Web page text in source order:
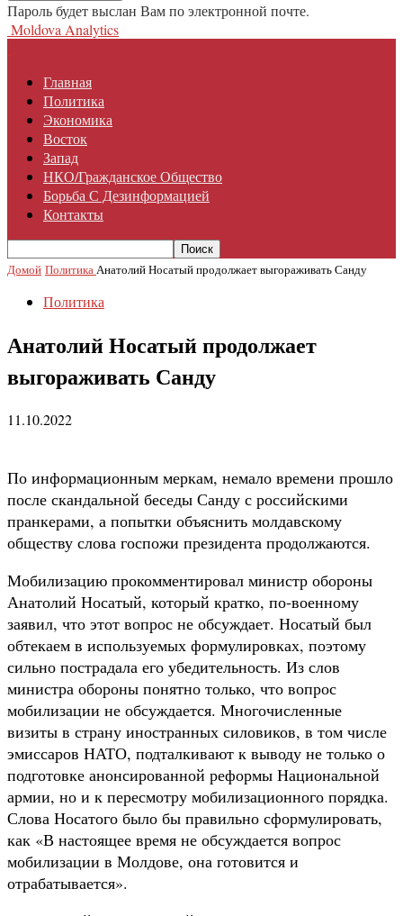
Пароль будет выслан Вам по электронной почте.
Moldova Analytics
Главная
Политика
Экономика
Восток
Запад
НКО/гражданское Общество
Борьба С Дезинформацией
Контакты
Домой ПолитикаАнатолий Носатый продолжает выгораживать Санду
Политика
Анатолий Носатый продолжает
выгораживать Санду
11.10.2022
По информационным меркам, немало времени прошло
после скандальной беседы Санду с российскими
пранкерами, а попытки объяснить молдавскому
обществу слова госпожи президента продолжаются.
Мобилизацию прокомментировал министр обороны
Анатолий Носатый, который кратко, по-военному
заявил, что этот вопрос не обсуждает. Носатый был
обтекаем в используемых формулировках, поэтому
сильно пострадала его убедительность. Из слов
министра обороны понятно только, что вопрос
мобилизации не обсуждается. Многочисленные
визиты в страну иностранных силовиков, в том числе
эмиссаров НАТО, подталкивают к выводу не только о
подготовке анонсированной реформы Национальной
армии, но и к пересмотру мобилизационного порядка.
Слова Носатого было бы правильно сформулировать,
как «В настоящее время не обсуждается вопрос
мобилизации в Молдове, она готовится и
отрабатывается».